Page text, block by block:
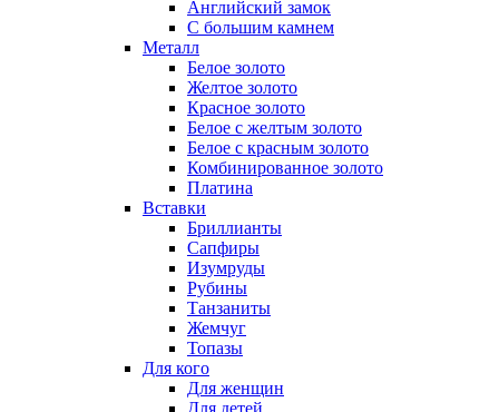
Английский замок
С большим камнем
Металл
Белое золото
Желтое золото
Красное золото
Белое с желтым золото
Белое с красным золото
Комбинированное золото
Платина
Вставки
Бриллианты
Сапфиры
Изумруды
Рубины
Танзаниты
Жемчуг
Топазы
Для кого
Для женщин
Для детей